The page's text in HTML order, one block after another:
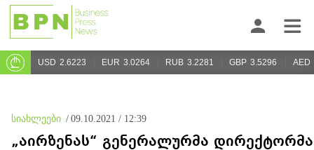
USD 2.6223 EUR 3.0264 RUB 3.2281 GBP 3.5296 AED
სიახლეები / 09.10.2021 / 12:39
„აირზენას“ გენერალურმა დირექტორმა